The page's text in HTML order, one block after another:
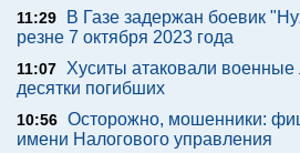
11:29
В Газе задержан боевик
резне 7 октября 2023 года
11:07 Хуситы атаковали
десятки погибших
10:56 Осторожно, мошенники:
имени Налогового управления